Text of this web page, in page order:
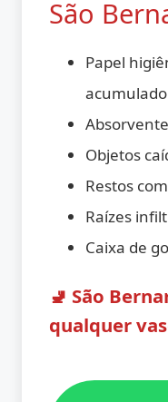
São
Papel
acumulado
Objetos
Restos
Raízes
Caixa de
🚽 São
qualquer